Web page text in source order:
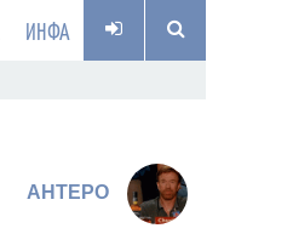
ИНФА
AHTEPO